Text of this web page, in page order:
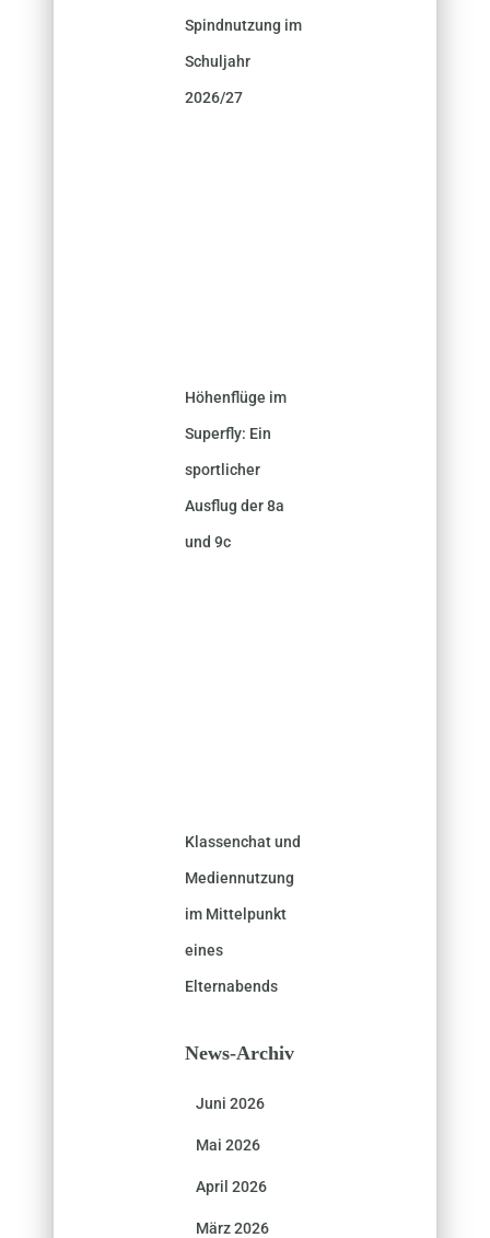
Spindnutzung im
Schuljahr
2026/27
Höhenflüge im
Superfly: Ein
sportlicher
Ausflug der 8a
und 9c
Klassenchat und
Mediennutzung
im Mittelpunkt
eines
Elternabends
News-Archiv
Juni 2026
Mai 2026
April 2026
März 2026